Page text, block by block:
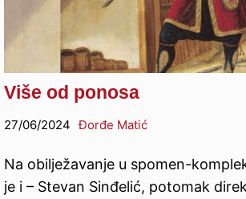
Više od ponosa
27/06/2024 Đorđe Matić
Na obilježavanje u spomen-
je i – Stevan Sinđelić, potomak